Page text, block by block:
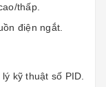
thấp.
điện ngắt.
kỹ thuật số PID.